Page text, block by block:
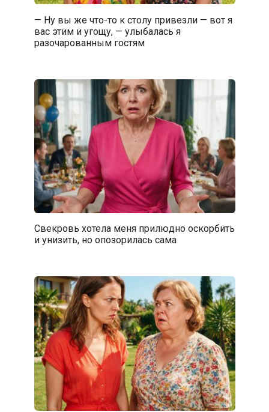
— Ну вы же что-то к столу привезли — вот я
вас этим и угощу, — улыбалась я
разочарованным гостям
Свекровь хотела меня прилюдно оскорбить
и унизить, но опозорилась сама